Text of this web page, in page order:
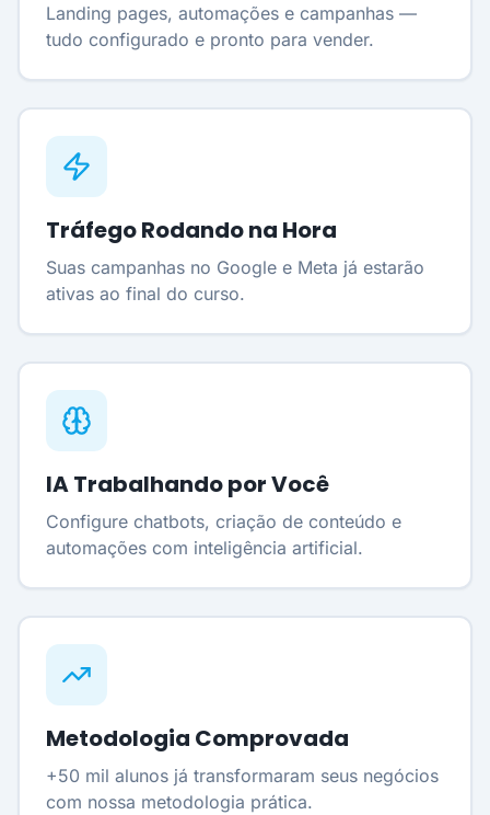
Landing pages, automações e campanhas —
tudo configurado e pronto para vender.
Tráfego Rodando na Hora
Suas campanhas no Google e Meta já estarão
ativas ao final do curso.
IA Trabalhando por Você
Configure chatbots, criação de conteúdo e
automações com inteligência artificial.
Metodologia Comprovada
+50 mil alunos já transformaram seus negócios
com nossa metodologia prática.